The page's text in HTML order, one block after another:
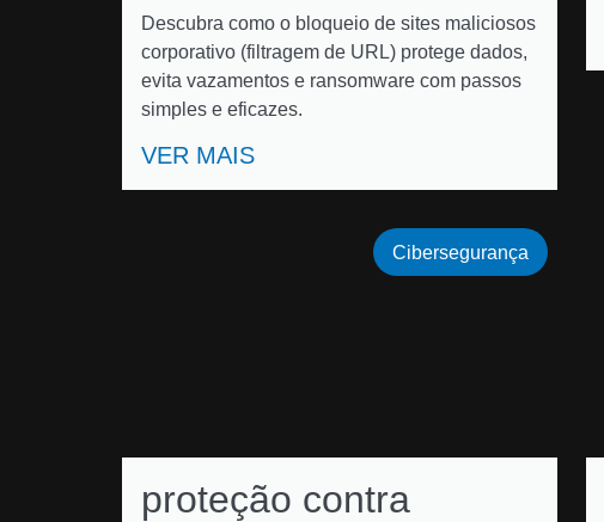
Descubra como o bloqueio de sites maliciosos
corporativo (filtragem de URL) protege dados,
evita vazamentos e ransomware com passos
simples e eficazes.
VER MAIS
proteção contra
Cibersegurança